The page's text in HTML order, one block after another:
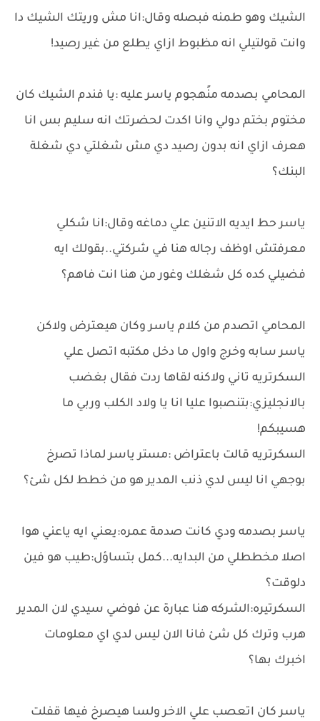
الشيك وهو طمنه فبصله وقال:انا مش وريتك الشيك دا
وانت قولتيلي انه مظبوط ازاي يطلع من غير رصيد!
المحامي بصدمه منًهجوم ياسر عليه :يا فندم الشيك كان
مختوم بختم دولي وانا اكدت لحضرتك انه سليم بس انا
هعرف ازاي انه بدون رصيد دي مش شغلتي دي شغلة
البنك؟
ياسر حط ايديه الاتنين علي دماغه وقال:انا شكلي
معرفتش اوظف رجاله هنا في شركتي..بقولك ايه
فضيلي كده كل شغلك وغور من هنا انت فاهم؟
المحامي اتصدم من كلام ياسر وكان هيعترض ولاكن
ياسر سابه وخرج واول ما دخل مكتبه اتصل علي
السكرتريه تاني ولاكنه لقاها ردت فقال بغضب
بالانجليزي:بتنصبوا عليا انا يا ولاد الكلب وربي ما
هسيبكم!
السكرتريه قالت باعتراض :مستر ياسر لماذا تصرخ
بوجهي انا ليس لدي ذنب المدير هو من خطط لكل شئ؟
ياسر بصدمه ودي كانت صدمة عمره:يعني ايه ياعني هوا
اصلا مخططلي من البدايه...كمل بتساؤل:طيب هو فين
دلوقت؟
السكرتيره:الشركه هنا عبارة عن فوضي سيدي لان المدير
هرب وترك كل شئ فانا الان ليس لدي اي معلومات
اخبرك بها؟
ياسر كان اتعصب علي الاخر ولسا هيصرخ فيها قفلت